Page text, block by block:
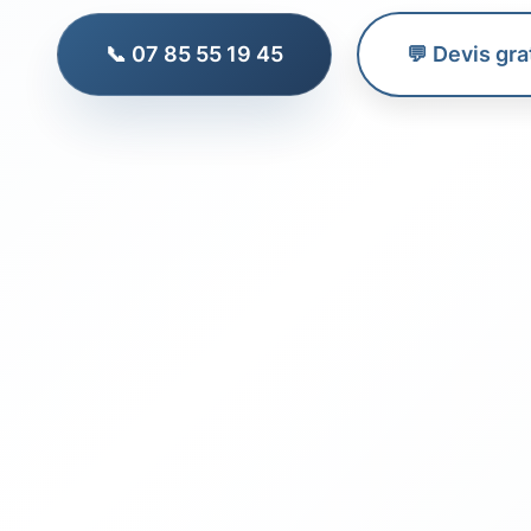
📞 07 85 55 19 45 💬 Devis